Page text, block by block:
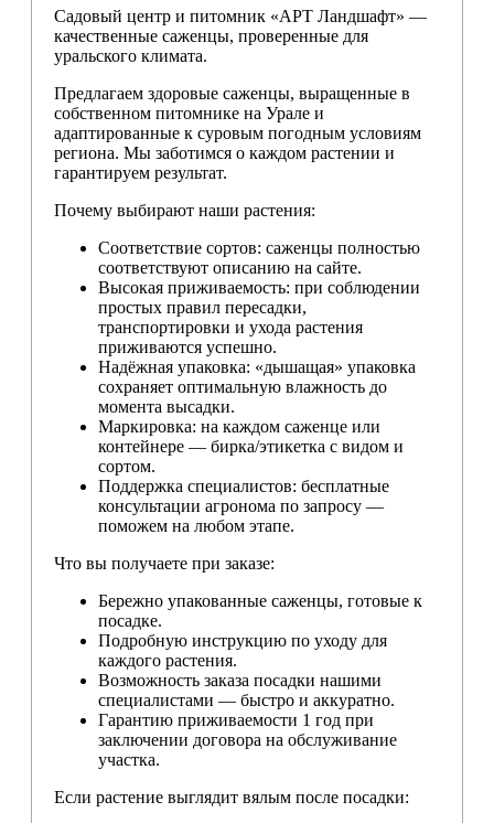
Садовый центр и питомник «АРТ Ландшафт» —
качественные саженцы, проверенные для
уральского климата.
Предлагаем здоровые саженцы, выращенные в
собственном питомнике на Урале и
адаптированные к суровым погодным условиям
региона. Мы заботимся о каждом растении и
гарантируем результат.
Почему выбирают наши растения:
Соответствие сортов: саженцы полностью
соответствуют описанию на сайте.
Высокая приживаемость: при соблюдении
простых правил пересадки,
транспортировки и ухода растения
приживаются успешно.
Надёжная упаковка: «дышащая» упаковка
сохраняет оптимальную влажность до
момента высадки.
Маркировка: на каждом саженце или
контейнере — бирка/этикетка с видом и
сортом.
Поддержка специалистов: бесплатные
консультации агронома по запросу —
поможем на любом этапе.
Что вы получаете при заказе:
Бережно упакованные саженцы, готовые к
посадке.
Подробную инструкцию по уходу для
каждого растения.
Возможность заказа посадки нашими
специалистами — быстро и аккуратно.
Гарантию приживаемости 1 год при
заключении договора на обслуживание
участка.
Если растение выглядит вялым после посадки: